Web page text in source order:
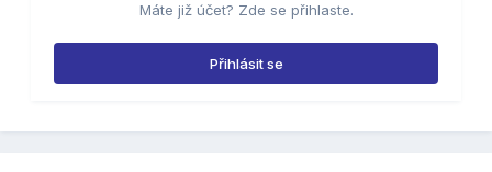
Máte již účet? Zde se přihlaste.
Přihlásit se